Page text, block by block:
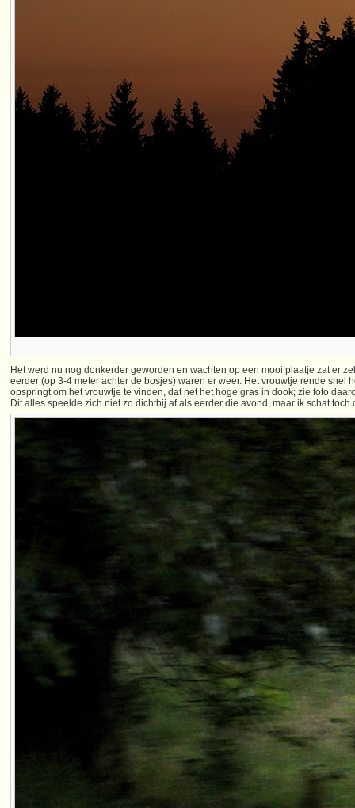
Het werd nu nog donkerder geworden en wachten op een mooi plaatje zat er
eerder (op 3-4 meter achter de bosjes) waren er weer. Het vrouwtje rende
opspringt om het vrouwtje te vinden, dat net het hoge gras in dook; zie foto
Dit alles speelde zich niet zo dichtbij af als eerder die avond, maar ik schat